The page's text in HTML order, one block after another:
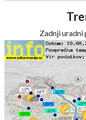
Zadnji uradni